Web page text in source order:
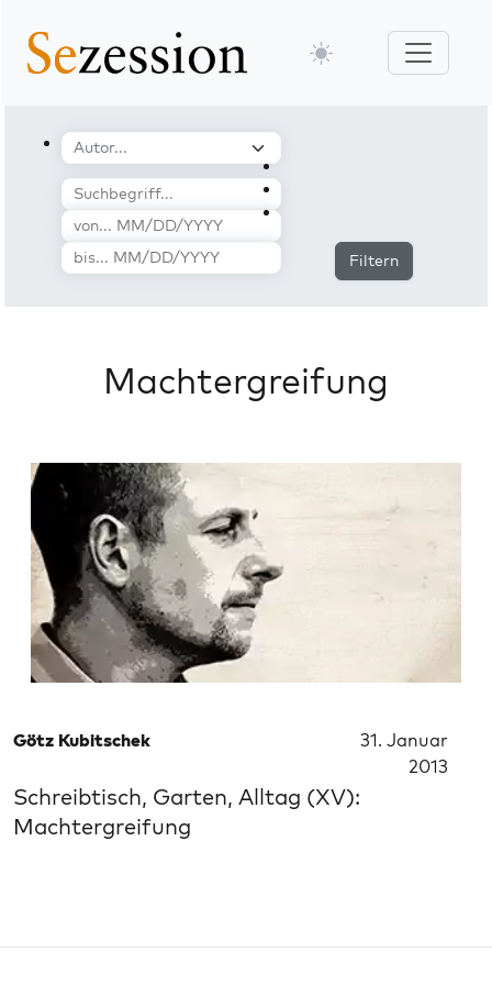
Filtern
Machtergreifung
Götz Kubitschek
31. Januar
2013
Schreibtisch, Garten, Alltag (XV):
Machtergreifung